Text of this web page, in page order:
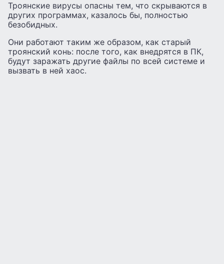
Троянские вирусы опасны тем, что скрываются в
других программах, казалось бы, полностью
безобидных.
Они работают таким же образом, как старый
троянский конь: после того, как внедрятся в ПК,
будут заражать другие файлы по всей системе и
вызвать в ней хаос.